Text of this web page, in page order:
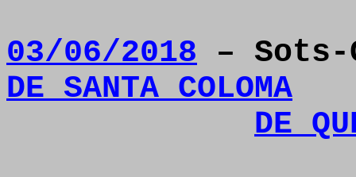
03/06/2018 – Sots-
DE SANTA COLOMA
DE